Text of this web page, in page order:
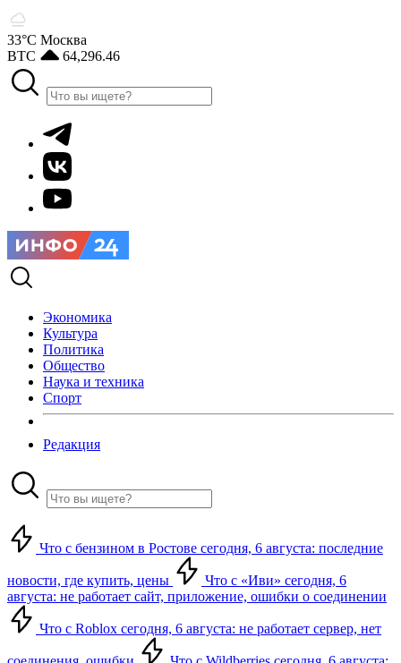
33°С Москва
BTC
64,296.46
Экономика
Культура
Политика
Общество
Наука и техника
Спорт
Редакция
Что с бензином в Ростове сегодня, 6 августа: последние
новости, где купить, цены
Что с «Иви» сегодня, 6
августа: не работает сайт, приложение, ошибки о соединении
Что с Roblox сегодня, 6 августа: не работает сервер, нет